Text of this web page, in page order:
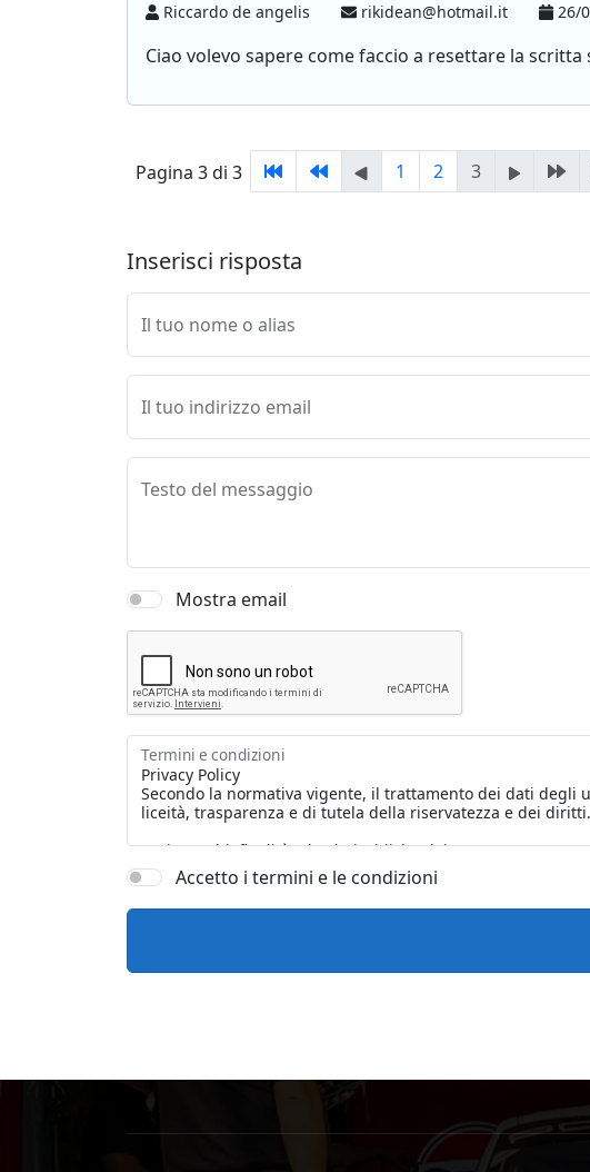
Riccardo de angelis rikidean@hotmail.it 26/
Ciao volevo sapere come faccio a resettare la
Pagina 3 di 3 1 2 3
Inserisci risposta
Il tuo nome o alias
Il tuo indirizzo email
Testo del messaggio
Mostra email
Termini e condizioni
Accetto i termini e le condizioni